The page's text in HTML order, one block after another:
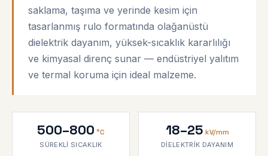
saklama, taşıma ve yerinde kesim için
tasarlanmış rulo formatında olağanüstü
dielektrik dayanım, yüksek-sıcaklık kararlılığı
ve kimyasal direnç sunar — endüstriyel yalıtım
ve termal koruma için ideal malzeme.
500–800 °C
SÜREKLI SICAKLIK
18–25 kV/mm
DIELEKTRIK DAYANIM